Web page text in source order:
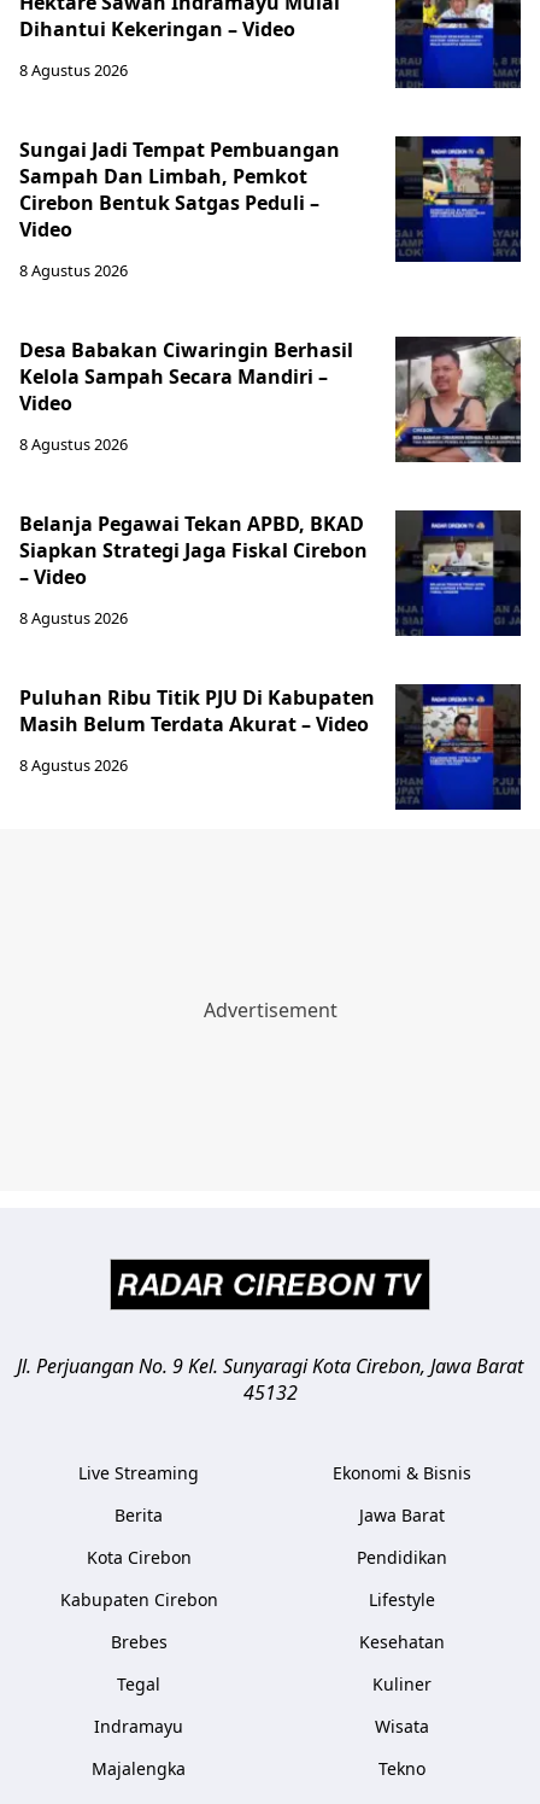
Dihantui Kekeringan – Video
8 Agustus 2026
Sungai Jadi Tempat Pembuangan
Sampah Dan Limbah, Pemkot
Cirebon Bentuk Satgas Peduli –
Video
8 Agustus 2026
Desa Babakan Ciwaringin Berhasil
Kelola Sampah Secara Mandiri –
Video
8 Agustus 2026
‎Belanja Pegawai Tekan APBD, BKAD
Siapkan Strategi Jaga Fiskal Cirebon
– Video
8 Agustus 2026
‎Puluhan Ribu Titik PJU Di Kabupaten
Masih Belum Terdata Akurat – Video
8 Agustus 2026
Jl. Perjuangan No. 9 Kel. SunyaragiKota Cirebon, Jawa Barat
45132
Live Streaming
Berita
Kota Cirebon
Kabupaten Cirebon
Brebes
Tegal
Indramayu
Majalengka
Ekonomi & Bisnis
Jawa Barat
Pendidikan
Lifestyle
Kesehatan
Kuliner
Wisata
Tekno